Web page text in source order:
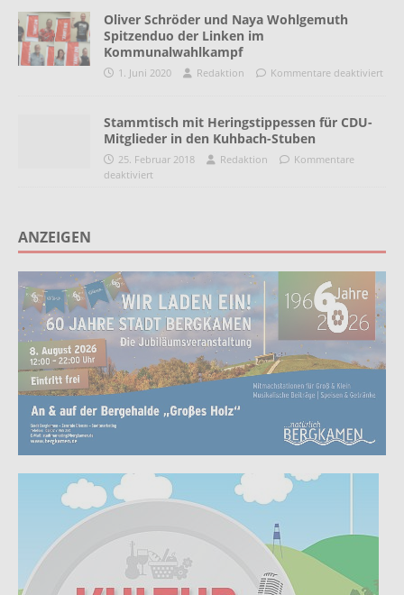
Oliver Schröder und Naya Wohlgemuth
Spitzenduo der Linken im
Kommunalwahlkampf
1. Juni 2020 Redaktion Kommentare deaktiviert
Stammtisch mit Heringstippessen für CDU-
Mitglieder in den Kuhbach-Stuben
25. Februar 2018 Redaktion
Kommentare
deaktiviert
ANZEIGEN